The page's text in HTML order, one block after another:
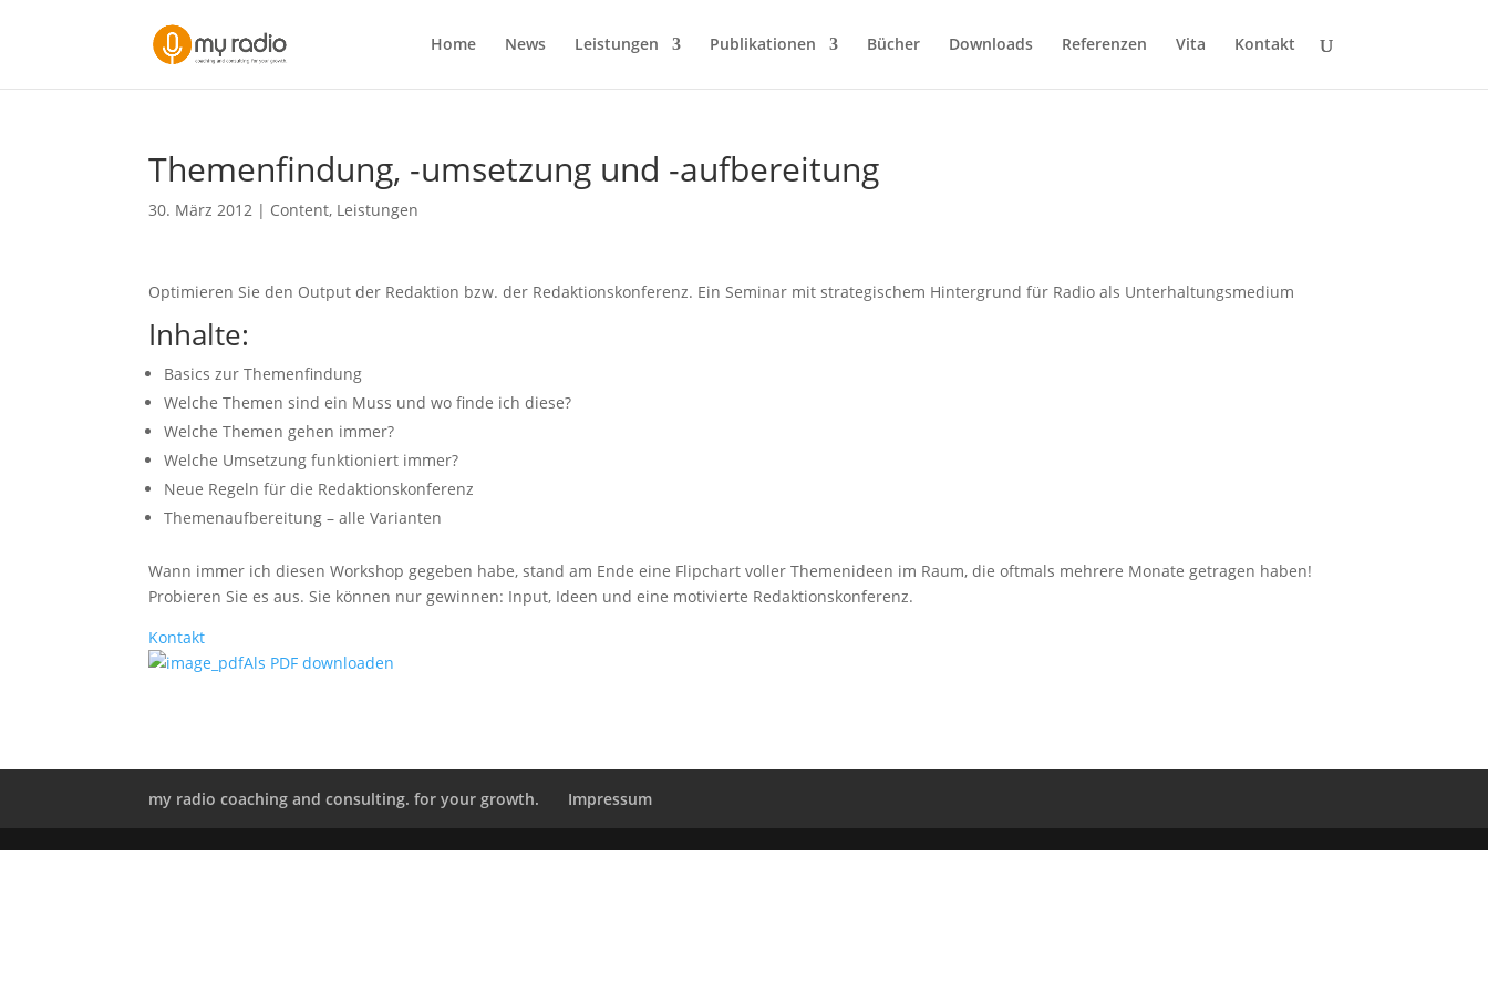
Home News Leistungen Publikationen Bücher Downloads Referenzen Vita Kontakt
Themenfindung, -umsetzung und -aufbereitung
30. März 2012 | Content, Leistungen
Optimieren Sie den Output der Redaktion bzw. der Redaktionskonferenz. Ein Seminar mit strategischem Hintergrund für Radio als Unterhaltungsmedium
Inhalte:
Basics zur Themenfindung
Welche Themen sind ein Muss und wo finde ich diese?
Welche Themen gehen immer?
Welche Umsetzung funktioniert immer?
Neue Regeln für die Redaktionskonferenz
Themenaufbereitung – alle Varianten
Wann immer ich diesen Workshop gegeben habe, stand am Ende eine Flipchart voller Themenideen im Raum, die oftmals mehrere Monate getragen haben!
Probieren Sie es aus. Sie können nur gewinnen: Input, Ideen und eine motivierte Redaktionskonferenz.
Kontakt
Als PDF downloaden
my radio coaching and consulting. for your growth. Impressum